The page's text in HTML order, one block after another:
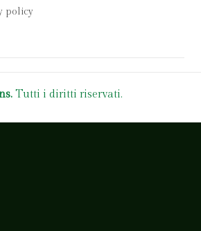
policy
Tutti i diritti riservati.